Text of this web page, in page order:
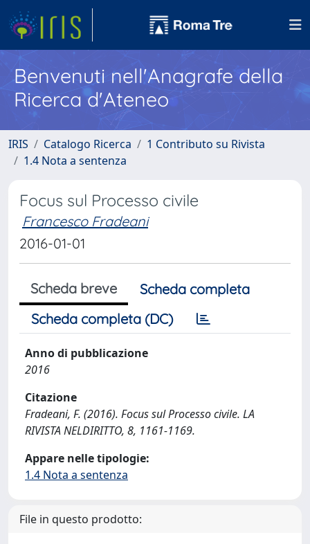
Benvenuti nell'Anagrafe della
Ricerca d'Ateneo
IRIS Catalogo Ricerca
1 Contributo su Rivista
1.4 Nota a sentenza
Focus sul Processo civile
Francesco Fradeani
2016-01-01
Scheda breve
Scheda completa
Scheda completa (DC)
Anno di pubblicazione
2016
Citazione
Fradeani, F. (2016). Focus sul Processo civile. LA
RIVISTA NELDIRITTO, 8, 1161-1169.
Appare nelle tipologie:
1.4 Nota a sentenza
File in questo prodotto: